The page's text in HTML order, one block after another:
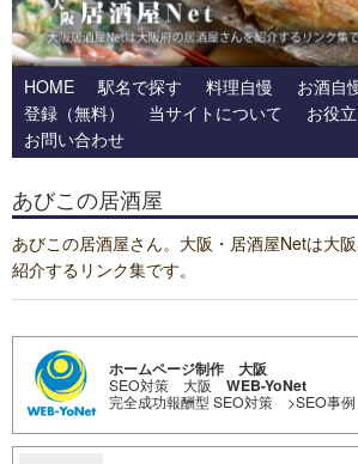
HOME 駅名で探す 料理自慢 お酒自
登録（無料）
当サイトについて
お役
お問い合わせ
あびこの居酒屋
あびこの居酒屋さん。大阪・居酒屋Netは大
紹介するリンク集です。
ホームページ制作 大阪
SEO対策 大阪 WEB-YoNet
完全成功報酬型 SEO対策 >SEO事例